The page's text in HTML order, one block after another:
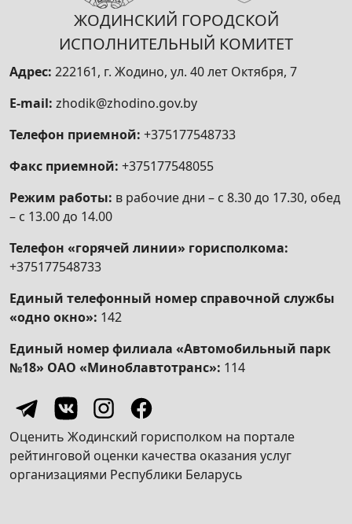
Структура управления
Занятость
Комиссия по противодействию коррупции
Методические материалы
Справочная информация для сведения граждан
Размер пособия на погребение
Сроки выплаты пенсий
инвалидностью
Социальные льготы и гарантии гражданам,
пострадавшим от катастрофы на
Чернобыльской АЭС
Вопрос-ответ
Ясный язык
ЖОДИНСКИЙ ГОРОДСКОЙ
ИСПОЛНИТЕЛЬНЫЙ КОМИТЕТ
Адрес: 222161, г. Жодино, ул. 40 лет Октября, 7
E-mail: zhodik@zhodino.gov.by
Телефон приемной: +375177548733
Факс приемной: +375177548055
Режим работы: в рабочие дни – с 8.30 до 17.30, обед
– с 13.00 до 14.00
Телефон «горячей линии» горисполкома:
+375177548733
Единый телефонный номер справочной службы
«одно окно»: 142
Единый номер филиала «Автомобильный парк
№18» ОАО «Миноблавтотранс»: 114
Оценить Жодинский горисполком на портале
рейтинговой оценки качества оказания услуг
организациями Республики Беларусь